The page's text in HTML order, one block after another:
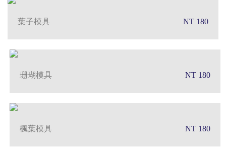
葉子模具 NT 180
珊瑚模具 NT 180
楓葉模具 NT 180